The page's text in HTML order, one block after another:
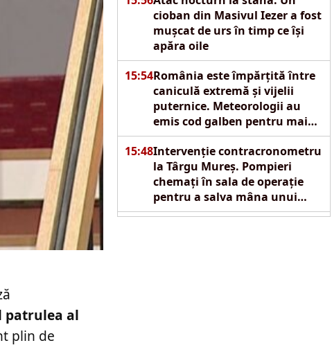
cioban din Masivul Iezer a fost
mușcat de urs în timp ce își
apăra oile
15:54România este împărțită între
caniculă extremă și vijelii
puternice. Meteorologii au
emis cod galben pentru mai
multe regiuni
15:48Intervenție contracronometru
la Târgu Mureș. Pompieri
chemați în sala de operație
pentru a salva mâna unui
copil de doi ani
patrulea al
plin de